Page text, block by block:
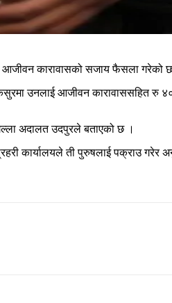
आजीवन कारावासको सजाय फैसला गरेको
उनलाई आजीवन कारावाससहित रु
अदालत उदपुरले बताएको छ ।
कार्यालयले ती पुरुषलाई पक्राउ गरेर